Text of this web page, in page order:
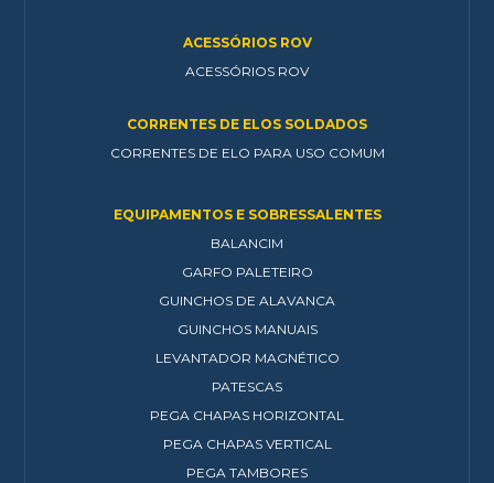
ACESSÓRIOS ROV
ACESSÓRIOS ROV
CORRENTES DE ELOS SOLDADOS
CORRENTES DE ELO PARA USO COMUM
EQUIPAMENTOS E SOBRESSALENTES
BALANCIM
GARFO PALETEIRO
GUINCHOS DE ALAVANCA
GUINCHOS MANUAIS
LEVANTADOR MAGNÉTICO
PATESCAS
PEGA CHAPAS HORIZONTAL
PEGA CHAPAS VERTICAL
PEGA TAMBORES